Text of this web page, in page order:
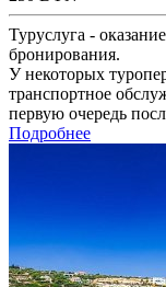
Туруслуга -
бронирования.
У некоторых
транспортное
первую очередь
Подробнее